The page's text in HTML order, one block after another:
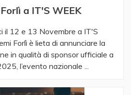
a IT'S WEEK
il 12 e 13 Novembre a IT'S
Forlì è lieta di annunciare la
in qualità di sponsor ufficiale a
l’evento nazionale ...